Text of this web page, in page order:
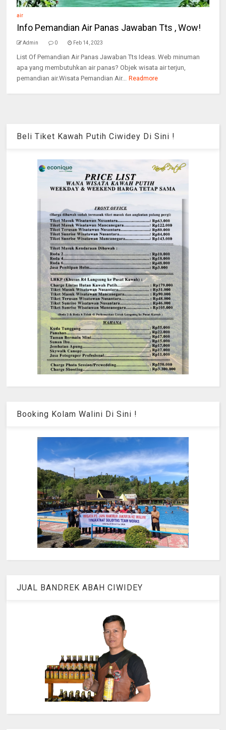
air
Info Pemandian Air Panas Jawaban Tts , Wow!
Admin 0 Feb 14, 2023
List Of Pemandian Air Panas Jawaban Tts Ideas. Web minuman
apa yang membutuhkan air panas? Objek wisata air terjun,
pemandian air.Wisata Pemandian Air... Readmore
Beli Tiket Kawah Putih Ciwidey Di Sini !
Booking Kolam Walini Di Sini !
JUAL BANDREK ABAH CIWIDEY